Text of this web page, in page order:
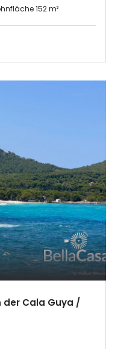
|-Castellón/Castelló
|-Cáceres
Frankreich
Galicia
|-A Coruña
|-Ourense
152 m²
Cala Guya /